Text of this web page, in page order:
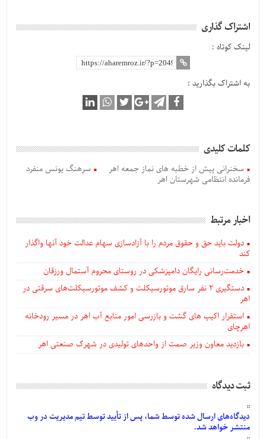
اشتراک گذاری
لینک کوتاه :
به اشتراک بگذارید :
کلمات کلیدی
سخنرانی پیش از خطبه های نماز جمعه اهر
سرهنگ یونس منفرد
فرمانده انتظامی شهرستان اهر
اخبار مرتبط
دولت باید حق و حقوق مردم را با آزادسازی سهام عدالت خود آنها واگذار
کند
خدمت‌رسانی رایگان دامپزشکی در روستای محروم آستمال ورزقان
دستگيری ۲ نفر سارق موتورسیکلت و کشف موتورسیکلت‌های سرقتی در
اهر
استقرار اکیپ های گشت و بازرسی امور منابع آب اهر در مسیر رودخانه
اهرچای
بازدید معاون وزیر صمت از واحدهای تولیدی در شهرک صنعتی اهر
ثبت دیدگاه
دیدگاه‌هایارسالشدهتوسط شما، پس ازتأییدتوسط تیم مدیریت در وب
منتشر خواهد شد.